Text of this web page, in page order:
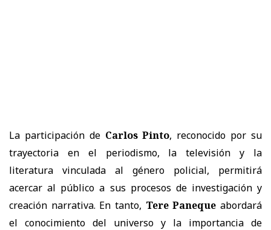
La participación de Carlos Pinto, reconocido por su
trayectoria en el periodismo, la televisión y la
literatura vinculada al género policial, permitirá
acercar al público a sus procesos de investigación y
creación narrativa. En tanto, Tere Paneque abordará
el conocimiento del universo y la importancia de